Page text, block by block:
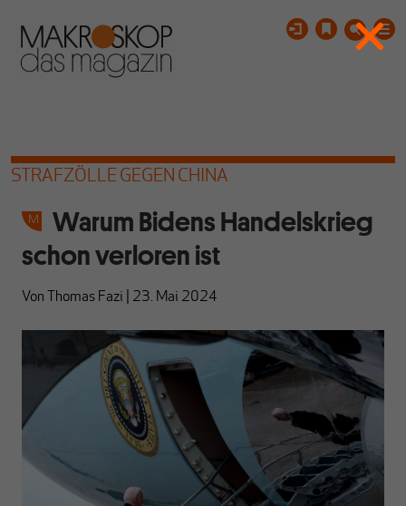
STRAFZÖLLE GEGEN CHINA
Warum Bidens Handelskrieg
schon verloren ist
Von Thomas Fazi 23. Mai 2024